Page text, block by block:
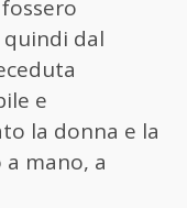
quindi dal
e
la donna e la
mano, a